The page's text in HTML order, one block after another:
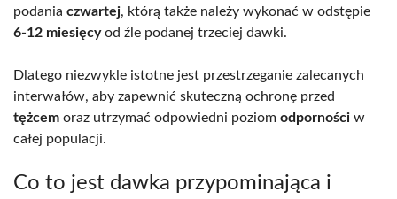
podania czwartej, którą także należy wykonać w odstępie
6-12 miesięcyod źle podanej trzeciej dawki.
Dlatego niezwykle istotne jest przestrzeganie zalecanych
interwałów, aby zapewnić skuteczną ochronę przed
tężcem oraz utrzymać odpowiedni poziom odporności w
całej populacji.
Co to jest dawka przypominająca i